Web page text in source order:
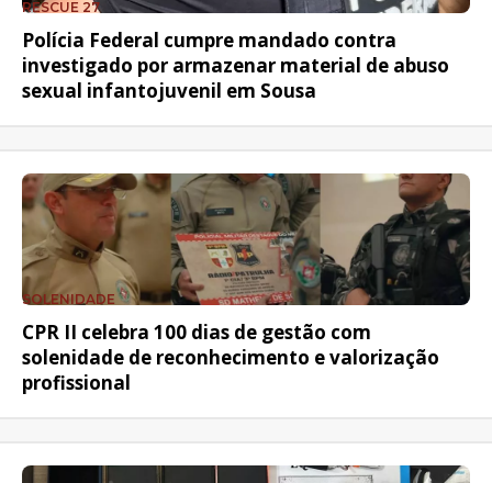
RESCUE 27
Polícia Federal cumpre mandado contra
investigado por armazenar material de abuso
sexual infantojuvenil em Sousa
SOLENIDADE
CPR II celebra 100 dias de gestão com
solenidade de reconhecimento e valorização
profissional